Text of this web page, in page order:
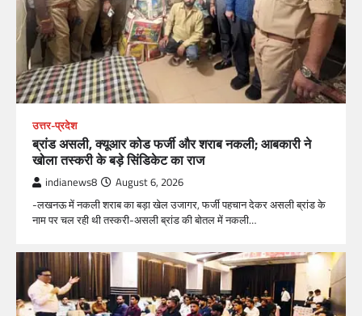
उत्तर-प्रदेश
ब्रांड असली, क्यूआर कोड फर्जी और शराब नकली; आबकारी ने
खोला तस्करी के बड़े सिंडिकेट का राज
indianews8 August 6, 2026
-लखनऊ में नकली शराब का बड़ा खेल उजागर, फर्जी पहचान देकर असली ब्रांड के
नाम पर चल रही थी तस्करी-असली ब्रांड की बोतल में नकली…